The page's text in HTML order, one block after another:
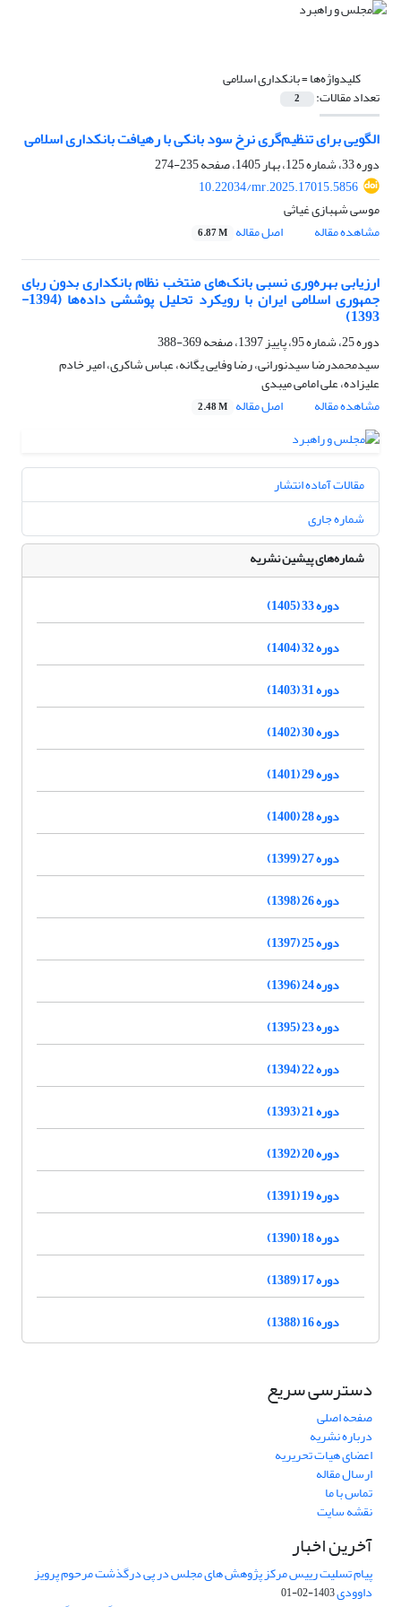
کلیدواژه‌ها =بانکداری اسلامی
تعداد مقالات: 2
الگویی برای تنظیم‌گری نرخ سود بانکی با رهیافت بانکداری اسلامی
دوره 33، شماره 125، بهار 1405، صفحه
235-274
10.22034/mr.2025.17015.5856
موسی شهبازی غیاثی
مشاهده مقاله
اصل مقاله 6.87 M
ارزیابی بهره‌وری نسبی بانک‌های منتخب نظام بانکداری بدون ربای
جمهوری اسلامی ایران با رویکرد تحلیل پوششی داده‌ها (1394-
1393)
دوره 25، شماره 95، پاییز 1397، صفحه
369-388
سیدمحمدرضا سیدنورانی، رضا وفایی یگانه، عباس شاکری، امیر خادم
علیزاده، علی امامی میبدی
مشاهده مقاله
اصل مقاله 2.48 M
مقالات آماده انتشار
شماره جاری
شماره‌های پیشین نشریه
دوره 33 (1405)
دوره 32 (1404)
دوره 31 (1403)
دوره 30 (1402)
دوره 29 (1401)
دوره 28 (1400)
دوره 27 (1399)
دوره 26 (1398)
دوره 25 (1397)
دوره 24 (1396)
دوره 23 (1395)
دوره 22 (1394)
دوره 21 (1393)
دوره 20 (1392)
دوره 19 (1391)
دوره 18 (1390)
دوره 17 (1389)
دوره 16 (1388)
دسترسی سریع
صفحه اصلی
درباره نشریه
اعضای هیات تحریریه
ارسال مقاله
تماس با ما
نقشه سایت
آخرین اخبار
پیام تسلیت رییس مرکز پژوهش های مجلس در پی درگذشت مرحوم پرویز
داوودی1403-02-01